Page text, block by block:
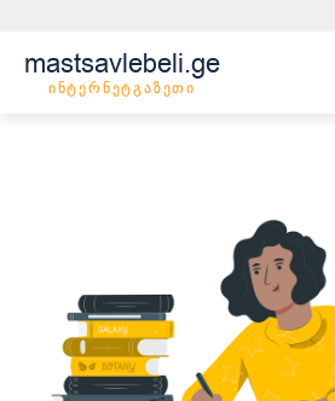
mastsavlebeli.ge
ინტერნეტგაზეთი